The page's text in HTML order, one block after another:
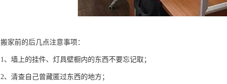
搬家前的后几点注意事项：
1、墙上的挂件、灯具壁橱内的东西不要忘记取；
2、清查自己曾藏匿过东西的地方；